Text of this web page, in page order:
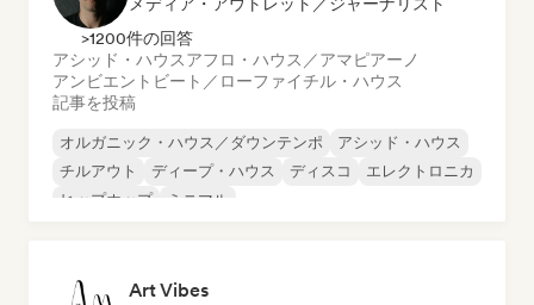
>1200件の回答
アシッド・ハウスアフロ・ハウス／アマピアーノ
アンビエント ビート／ローファイチル・ハウス
記事を投稿
オルガニック・ハウス／ダウンテンポ
アシッド・ハウス
チルアウト
ディープ・ハウス ディスコ
エレクトロニカ
ヒップホップ
ミニマル
Art Vibes